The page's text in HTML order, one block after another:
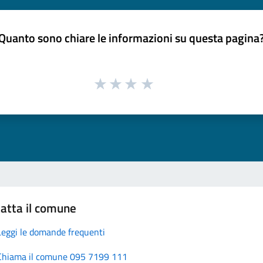
sono chiare le informazioni su questa
il comune
le domande frequenti
il comune 095 7199 111